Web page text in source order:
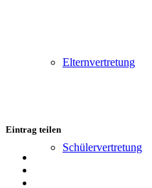
Elternvertretung
Schülervertretung
Eintrag teilen